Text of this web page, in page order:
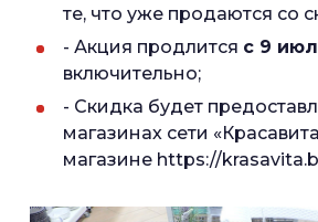
те, что уже продаются со
- Акция продлится с 9
включительно;
- Скидка будет
магазинах сети
магазине https://